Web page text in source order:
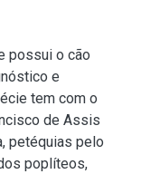
possui o cão
e
tem com o
de Assis
petéquias pelo
poplíteos,